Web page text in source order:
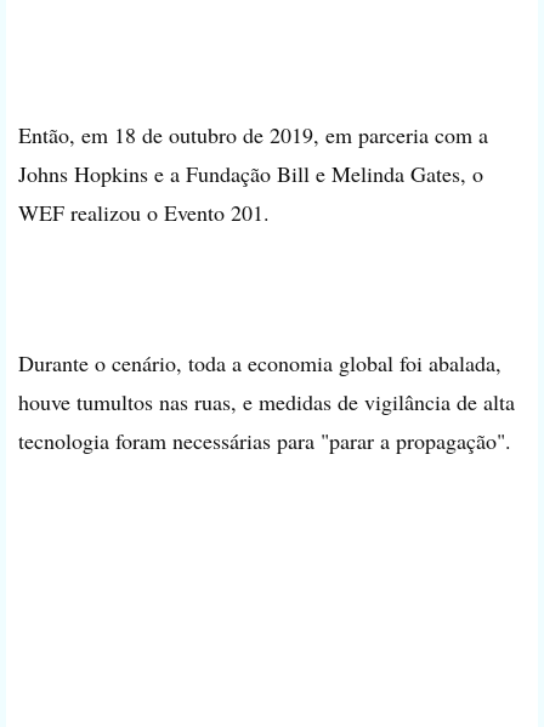
Então, em 18 de outubro de 2019, em parceria com a
Johns Hopkins e a Fundação Bill e Melinda Gates, o
WEF realizou o Evento 201.
Durante o cenário, toda a economia global foi abalada,
houve tumultos nas ruas, e medidas de vigilância de alta
tecnologia foram necessárias para "parar a propagação".